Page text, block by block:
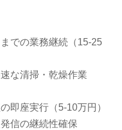
での業務継続（15-25
な清掃・乾燥作業
即座実行（5-10万円）
信の継続性確保